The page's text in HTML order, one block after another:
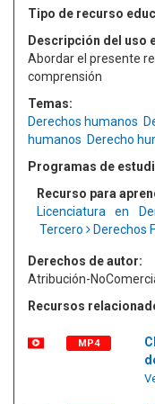
Tipo de recurso
Descripción del uso
Abordar el presente
comprensión
Temas:
Derechos humanos
humanos Derecho
Programas de
Recurso para
Licenciatura en
Tercero
Derechos
Derechos de autor:
Atribución-
Recursos
MP4